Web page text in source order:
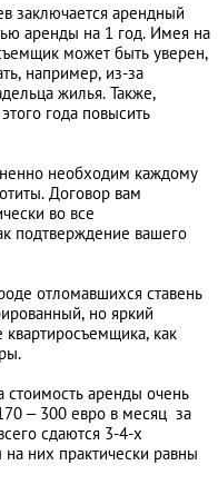
заключается арендный
аренды на 1 год. Имея на
может быть уверен,
например, из-за
жилья. Также,
года повысить
необходим каждому
Договор вам
во все
подтверждение вашего
отломавшихся ставень
но яркий
как
стоимость аренды очень
– 300 евро в месяц за
сдаются 3-4-х
них практически равны